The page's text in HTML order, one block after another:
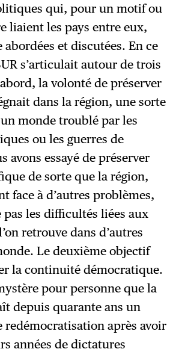
qui, pour un motif ou
liaient les pays entre eux,
et discutées. En ce
s’articulait autour de trois
la volonté de préserver
dans la région, une sorte
un monde troublé par les
ou les guerres de
avons essayé de préserver
de sorte que la région,
face à d’autres problèmes,
les difficultés liées aux
retrouve dans d’autres
Le deuxième objectif
la continuité démocratique.
pour personne que la
depuis quarante ans un
redémocratisation après avoir
années de dictatures